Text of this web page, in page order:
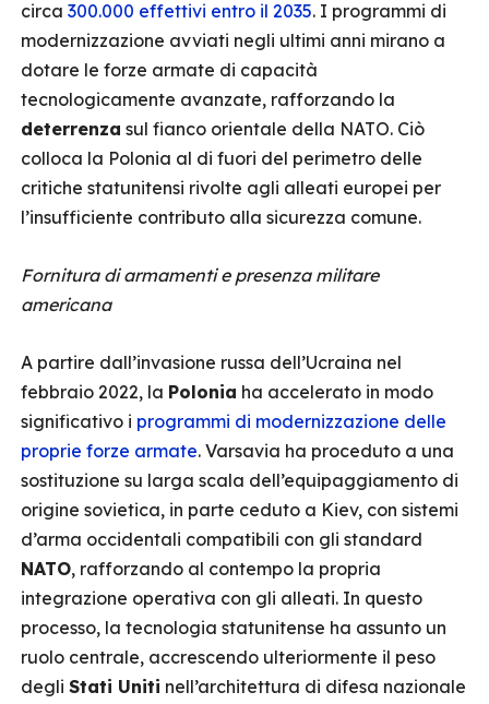
circa 300.000 effettivi entro il 2035. I programmi di
modernizzazione avviati negli ultimi anni mirano a
dotare le forze armate di capacità
tecnologicamente avanzate, rafforzando la
deterrenza sul fianco orientale della NATO. Ciò
colloca la Polonia al di fuori del perimetro delle
critiche statunitensi rivolte agli alleati europei per
l’insufficiente contributo alla sicurezza comune.
Fornitura di armamenti e presenza militare
americana
A partire dall’invasione russa dell’Ucraina nel
febbraio 2022, la Polonia ha accelerato in modo
significativo i programmi di modernizzazione delle
proprie forze armate. Varsavia ha proceduto a una
sostituzione su larga scala dell’equipaggiamento di
origine sovietica, in parte ceduto a Kiev, con sistemi
d’arma occidentali compatibili con gli standard
NATO, rafforzando al contempo la propria
integrazione operativa con gli alleati. In questo
processo, la tecnologia statunitense ha assunto un
ruolo centrale, accrescendo ulteriormente il peso
degli Stati Uniti nell’architettura di difesa nazionale